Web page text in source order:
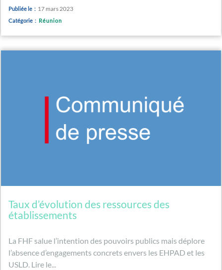
Publiée le : 17 mars 2023
Catégorie : Réunion
Taux d’évolution des ressources des
établissements
La FHF salue l’intention des pouvoirs publics mais déplore
l’absence d’engagements concrets envers les EHPAD et les
USLD. Lire le...